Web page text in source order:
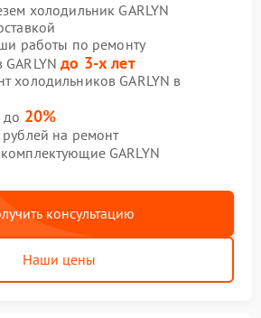
холодильник GARLYN
работы по ремонту
GARLYNдо 3-х лет
холодильников GARLYN в
до 20%
на ремонт
GARLYN
консультацию
Наши цены